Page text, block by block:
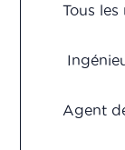
Market
Marketing
Tous les
Agent